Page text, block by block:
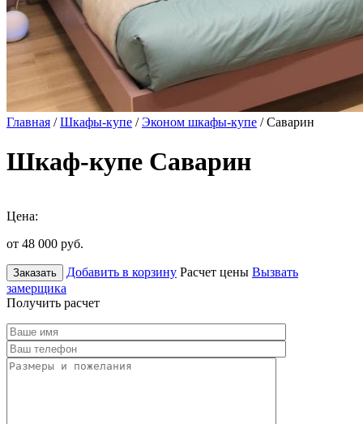
Главная /Шкафы-купе /Эконом шкафы-купе / Саварин
Шкаф-купе Саварин
Цена:
от 48 000 руб.
Заказать Добавить в корзину Расчет цены Вызвать
замерщика
Получить расчет